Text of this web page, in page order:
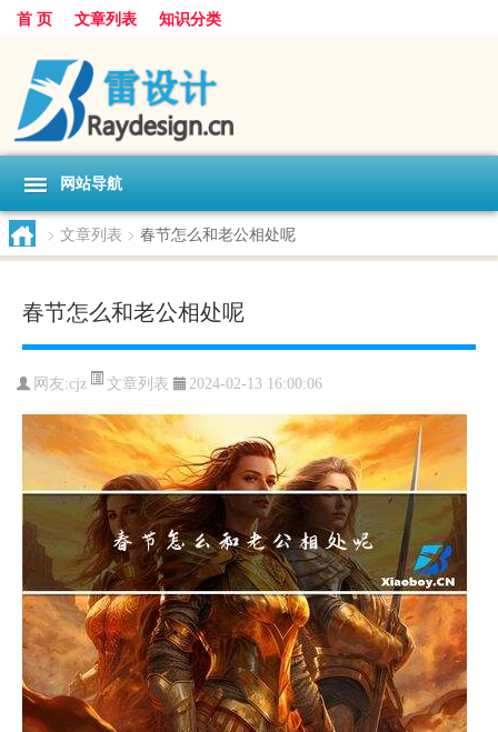
首 页 文章列表 知识分类
网站导航
> 文章列表 > 春节怎么和老公相处呢
春节怎么和老公相处呢
网友:cjz 文章列表 2024-02-13 16:00:06